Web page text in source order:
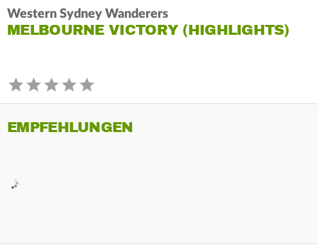
Western Sydney Wanderers
MELBOURNE VICTORY (HIGHLIGHTS)
EMPFEHLUNGEN